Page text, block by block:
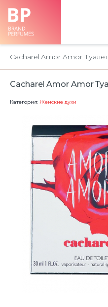
Cacharel Amor Amor
Cacharel Amor Amor
Категория: Женские духи